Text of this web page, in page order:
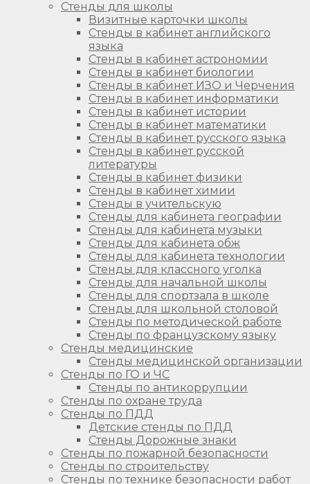
Стенды для школы
Визитные карточки школы
Стенды в кабинет английского
языка
Стенды в кабинет астрономии
Стенды в кабинет биологии
Стенды в кабинет ИЗО и Черчения
Стенды в кабинет информатики
Стенды в кабинет истории
Стенды в кабинет математики
Стенды в кабинет русского языка
Стенды в кабинет русской
литературы
Стенды в кабинет физики
Стенды в кабинет химии
Стенды в учительскую
Стенды для кабинета географии
Стенды для кабинета музыки
Стенды для кабинета обж
Стенды для кабинета технологии
Стенды для классного уголка
Стенды для начальной школы
Стенды для спортзала в школе
Стенды для школьной столовой
Стенды по методической работе
Стенды по французскому языку
Стенды медицинские
Стенды медицинской организации
Стенды по ГО и ЧС
Стенды по антикоррупции
Стенды по охране труда
Стенды по ПДД
Детские стенды по ПДД
Стенды Дорожные знаки
Стенды по пожарной безопасности
Стенды по строительству
Стенды по технике безопасности работ